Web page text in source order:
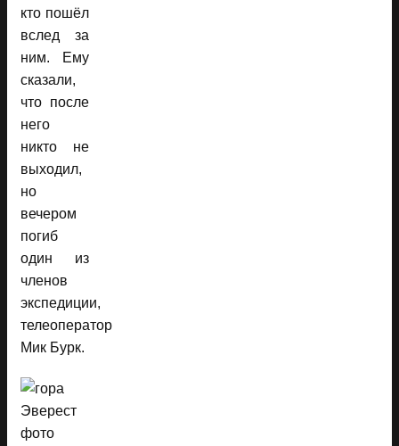
кто пошёл
вслед за
ним. Ему
сказали,
что после
него
никто не
выходил,
но
вечером
погиб
один из
членов
экспедиции,
телеоператор
Мик Бурк.